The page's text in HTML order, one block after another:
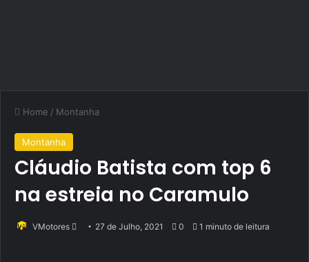
Home / Montanha
Montanha
Cláudio Batista com top 6
na estreia no Caramulo
VMotores
Send 27 de Julho, 2021 0 1 minuto de leitura